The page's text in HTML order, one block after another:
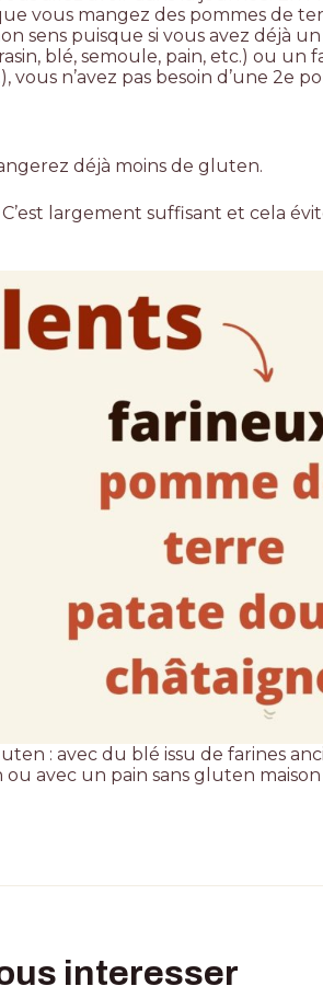
vous mangez des pommes de
sens puisque si vous avez déjà
blé, semoule, pain, etc.) ou un
n’avez pas besoin d’une 2e
déjà moins de gluten.
largement suffisant et cela
: avec du blé issu de farines
ou avec un pain sans gluten maison
interesser